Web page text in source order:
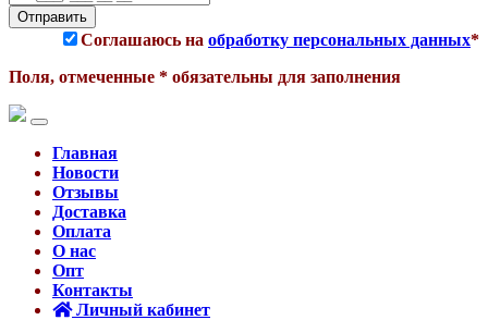
Соглашаюсь на обработку персональных данных*
Поля, отмеченные * обязательны для заполнения
Главная
Новости
Отзывы
Доставка
Оплата
О нас
Опт
Контакты
Личный кабинет